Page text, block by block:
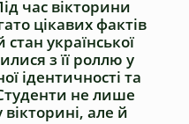
час вікторини
цікавих фактів
української
з її роллю у
ідентичності та
не лише
але й